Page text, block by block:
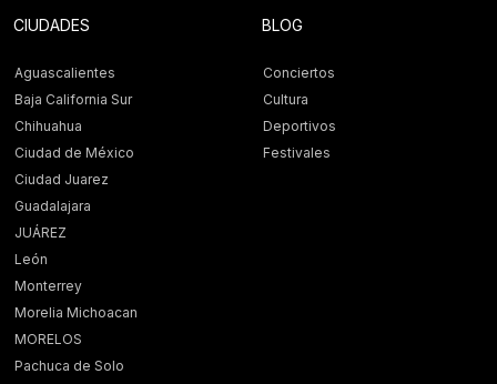
CIUDADES
Aguascalientes
Baja California Sur
Chihuahua
Ciudad de México
Ciudad Juarez
Guadalajara
JUÁREZ
León
Monterrey
Morelia Michoacan
MORELOS
Pachuca de Solo
BLOG
Conciertos
Cultura
Deportivos
Festivales